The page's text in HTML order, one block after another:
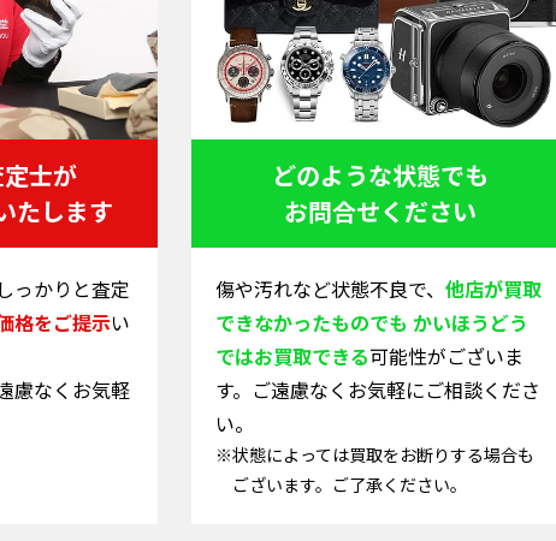
士が
たします
っかりと査定
格をご提示い
慮なくお気軽
どのような状態でも
お問合せください
傷や汚れなど状態不良で、 他店が買取
できなかったものでも かいほうどう
ではお買取できる可能性がございま
す。ご遠慮なくお気軽にご相談くださ
い。
※状態によっては買取をお断りする場合も
ございます。ご了承ください。